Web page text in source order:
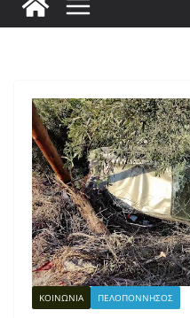
ΚΟΙΝΩΝΙΑ ΠΕΛΟΠΟΝΝΗΣΟΣ